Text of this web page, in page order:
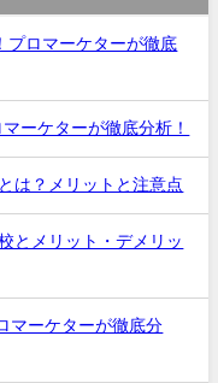
プロマーケターが徹底
ーケターが徹底分析！
は？メリットと注意点
とメリット・デメリッ
マーケターが徹底分